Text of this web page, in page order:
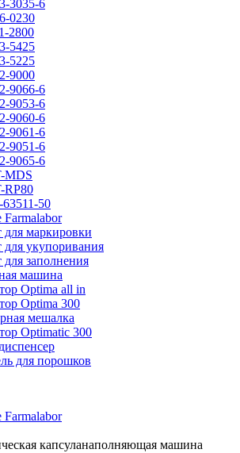
3035-6
0230
2800
5425
5225
9000
9066-6
9053-6
9060-6
9061-6
9051-6
9065-6
MDS
RP80
63511-50
для маркировки
для укупоривания
для заполнения
машина
Optima all in
Optima 300
мешалка
Optimatic 300
для порошков
капсуланаполняющая машина